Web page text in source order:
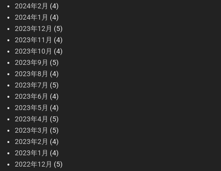
2024年2月 (4)
2024年1月 (4)
2023年12月 (5)
2023年11月 (4)
2023年10月 (4)
2023年9月 (5)
2023年8月 (4)
2023年7月 (5)
2023年6月 (4)
2023年5月 (4)
2023年4月 (5)
2023年3月 (5)
2023年2月 (4)
2023年1月 (4)
2022年12月 (5)